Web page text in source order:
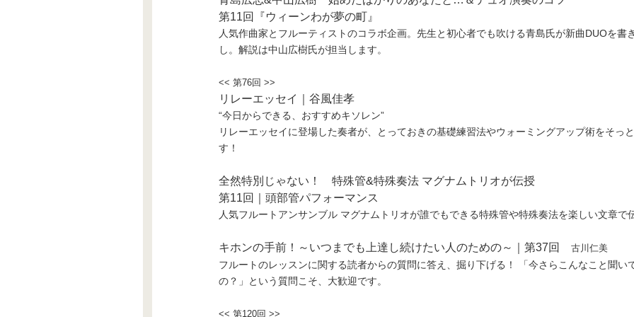
第11回『ウィーンわが夢の町』
人気作曲家とフルーティストのコラボ企画。先生と初心者でも吹ける青島氏が新曲DUOを書
し。解説は中山広樹氏が担当します。
<< 第76回 >>
リレーエッセイ｜谷風佳孝
“今日からできる、おすすめキソレン”
リレーエッセイに登場した奏者が、とっておきの基礎練習法やウォーミングアップ術をそっ
す！
全然特別じゃない！ 特殊管&特殊奏法 マグナムトリオが伝授
第11回｜頭部管パフォーマンス
人気フルートアンサンブル マグナムトリオが誰でもできる特殊管や特殊奏法を楽しい文章で
キホンの手前！～いつまでも上達し続けたい人のための～｜第37回 古川仁美
フルートのレッスンに関する読者からの質問に答え、掘り下げる！ 「今さらこんなこと聞い
の？」という質問こそ、大歓迎です。
<< 第120回 >>